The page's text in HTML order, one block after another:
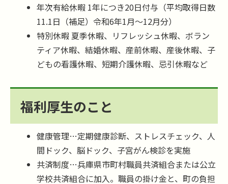
年次有給休暇 1年につき20日付与（平均取得日数
11.1日（補足）令和6年1月～12月分）
特別休暇 夏季休暇、リフレッシュ休暇、ボラン
ティア休暇、結婚休暇、産前休暇、産後休暇、子
どもの看護休暇、短期介護休暇、忌引休暇など
福利厚生のこと
健康管理…定期健康診断、ストレスチェック、人
間ドック、脳ドック、子宮がん検診を実施
共済制度…兵庫県市町村職員共済組合または公立
学校共済組合に加入。職員の掛け金と、町の負担